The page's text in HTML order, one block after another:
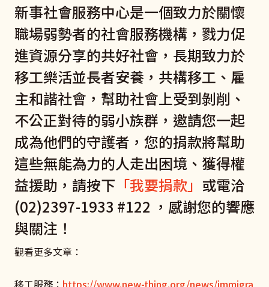
新事社會服務中心是一個致力於關懷
職場弱勢者的社會服務機構，戮力促
進資源分享的共好社會，長期致力於
移工樂活並長者安養，共構移工、雇
主和諧社會，幫助社會上受到剝削、
不公正對待的弱小族群，邀請您一起
成為他們的守護者，您的捐款將幫助
這些無能為力的人走出困境、獲得權
益援助，請按下 「我要捐款」 或電洽
(02)2397-1933 #122 ，感謝您的響應
與關注！
觀看更多文章：
移工服務： https://www.new-thing.org/news/immigra